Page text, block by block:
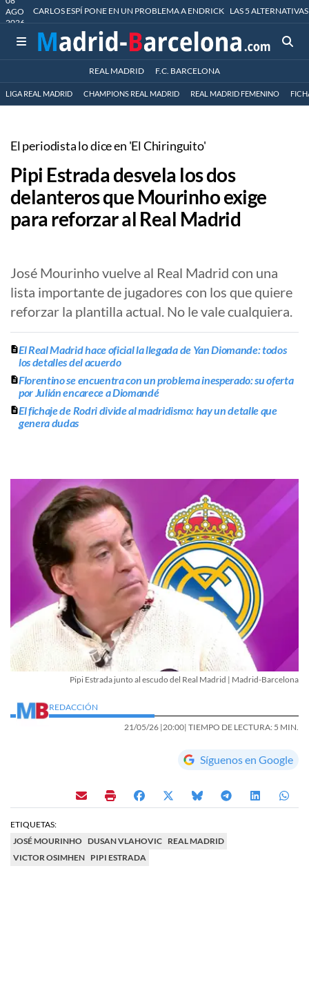
AGO
2026
CARLOS ESPÍ PONE EN UN PROBLEMA A ENDRICK LAS 5
REAL MADRID F.C. BARCELONA
LIGA REAL MADRID CHAMPIONS REAL MADRID REAL MADRID FEMENINO
El periodista lo dice en 'El Chiringuito'
Pipi Estrada desvela los dos
delanteros que Mourinho exige
para reforzar al Real Madrid
José Mourinho vuelve al Real Madrid con una
lista importante de jugadores con los que quiere
reforzar la plantilla actual. No le vale cualquiera.
El Real Madrid hace oficial la llegada de Yan Diomande: todos
los detalles del acuerdo
Florentino se encuentra con un problema inesperado: su oferta
por Julián encarece a Diomandé
El fichaje de Rodri divide al madridismo: hay un detalle que
genera dudas
Pipi Estrada junto al escudo del Real Madrid | Madrid-Barcelona
REDACCIÓN
21/05/26 |20:00| TIEMPO DE LECTURA: 5 MIN.
Síguenos en Google
ETIQUETAS:
JOSÉ MOURINHO DUSAN VLAHOVIC REAL MADRID
VICTOR OSIMHEN PIPI ESTRADA